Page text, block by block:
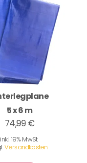
5 x 6 m
74,99 €
inkl. 19% MwSt.
Versandkosten